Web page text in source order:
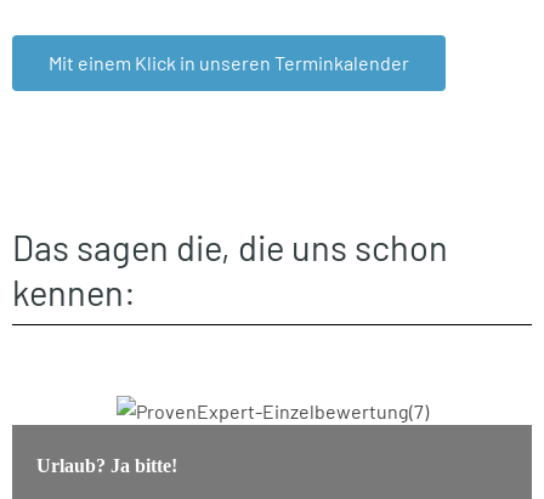
Mit einem Klick in unseren Terminkalender
Das sagen die, die uns schon
kennen:
Urlaub? Ja bitte!